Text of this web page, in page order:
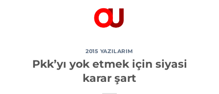
2015 YAZILARIM
Pkk’yı yok etmek için siyasi
karar şart